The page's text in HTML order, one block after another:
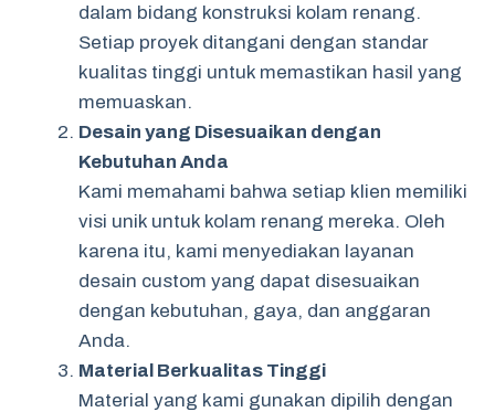
dalam bidang konstruksi kolam renang.
Setiap proyek ditangani dengan standar
kualitas tinggi untuk memastikan hasil yang
memuaskan.
Desain yang Disesuaikan dengan
Kebutuhan Anda
Kami memahami bahwa setiap klien memiliki
visi unik untuk kolam renang mereka. Oleh
karena itu, kami menyediakan layanan
desain custom yang dapat disesuaikan
dengan kebutuhan, gaya, dan anggaran
Anda.
Material Berkualitas Tinggi
Material yang kami gunakan dipilih dengan